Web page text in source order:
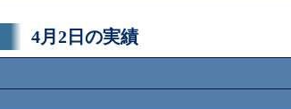
4月2日の実績